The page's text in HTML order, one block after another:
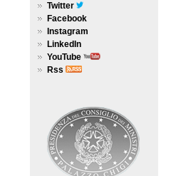
Twitter
Facebook
Instagram
LinkedIn
YouTube
Rss